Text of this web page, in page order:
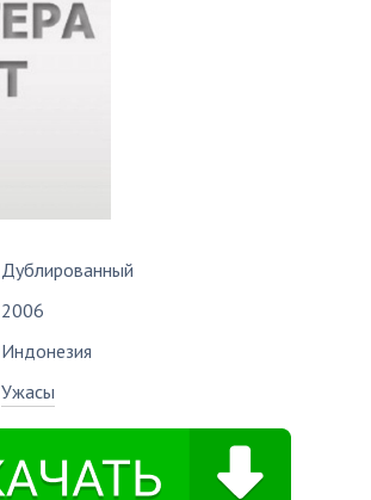
Дублированный
2006
Индонезия
Ужасы